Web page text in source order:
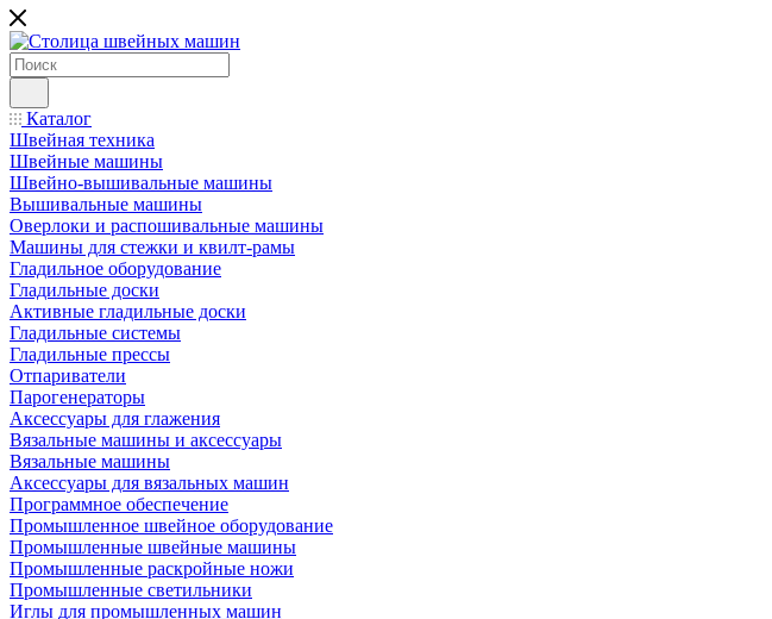
Каталог
Швейная техника
Швейные машины
Швейно-вышивальные машины
Вышивальные машины
Оверлоки и распошивальные машины
Машины для стежки и квилт-рамы
Гладильное оборудование
Гладильные доски
Активные гладильные доски
Гладильные системы
Гладильные прессы
Отпариватели
Парогенераторы
Аксессуары для глажения
Вязальные машины и аксессуары
Вязальные машины
Аксессуары для вязальных машин
Программное обеспечение
Промышленное швейное оборудование
Промышленные швейные машины
Промышленные раскройные ножи
Промышленные светильники
Иглы для промышленных машин